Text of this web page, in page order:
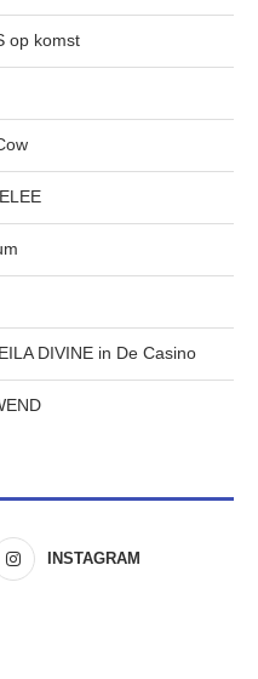
op komst
DIVINE in De Casino
INSTAGRAM